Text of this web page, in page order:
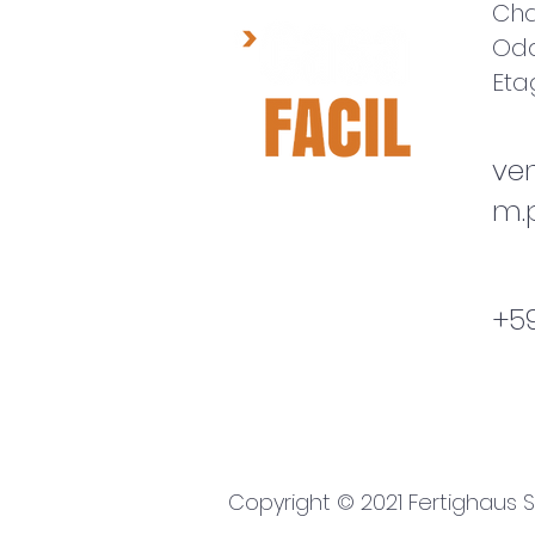
Copyright © 2021 Fertighaus